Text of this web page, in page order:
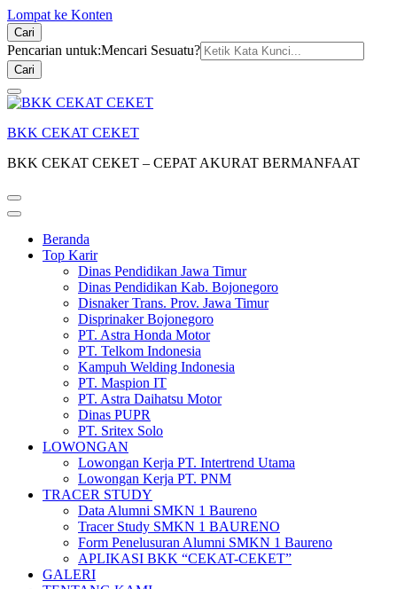
Lompat ke Konten
Cari
Pencarian untuk:Mencari Sesuatu?
BKK CEKAT CEKET
BKK CEKAT CEKET – CEPAT AKURAT BERMANFAAT
Beranda
Top Karir
Dinas Pendidikan Jawa Timur
Dinas Pendidikan Kab. Bojonegoro
Disnaker Trans. Prov. Jawa Timur
Disprinaker Bojonegoro
PT. Astra Honda Motor
PT. Telkom Indonesia
Kampuh Welding Indonesia
PT. Maspion IT
PT. Astra Daihatsu Motor
Dinas PUPR
PT. Sritex Solo
LOWONGAN
Lowongan Kerja PT. Intertrend Utama
Lowongan Kerja PT. PNM
TRACER STUDY
Data Alumni SMKN 1 Baureno
Tracer Study SMKN 1 BAURENO
Form Penelusuran Alumni SMKN 1 Baureno
APLIKASI BKK “CEKAT-CEKET”
GALERI